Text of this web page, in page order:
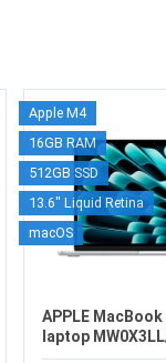
Apple M4
16GB RAM
512GB SSD
13.6" Liquid Retina
macOS
APPLE
laptop